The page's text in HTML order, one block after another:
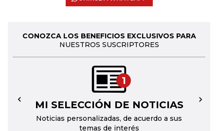
CONOZCA LOS BENEFICIOS EXCLUSIVOS PARA
NUESTROS SUSCRIPTORES
1
MI SELECCIÓN DE NOTICIAS
Noticias personalizadas, de acuerdo a sus
temas de interés
← →